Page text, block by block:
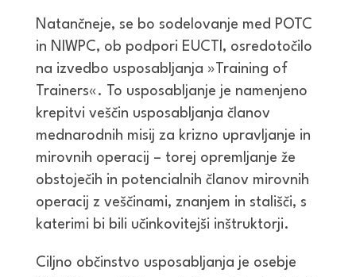
Natančneje, se bo sodelovanje med POTC
in NIWPC, ob podpori EUCTI, osredotočilo
na izvedbo usposabljanja »Training of
Trainers«. To usposabljanje je namenjeno
krepitvi veščin usposabljanja članov
mednarodnih misij za krizno upravljanje in
mirovnih operacij – torej opremljanje že
obstoječih in potencialnih članov mirovnih
operacij z veščinami, znanjem in stališči, s
katerimi bi bili učinkovitejši inštruktorji.
Ciljno občinstvo usposabljanja je osebje